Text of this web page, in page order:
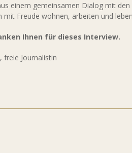
einem gemeinsamen Dialog mit
Freude wohnen, arbeiten und
Ihnen für dieses Interview.
freie Journalistin